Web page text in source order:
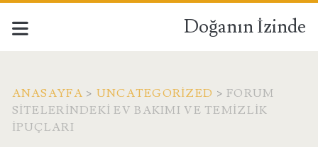
Doğanın İzinde
ANASAYFA > UNCATEGORIZED >FORUM
SITELERINDEKI EV BAKIMI VE TEMIZLIK
İPUÇLARI